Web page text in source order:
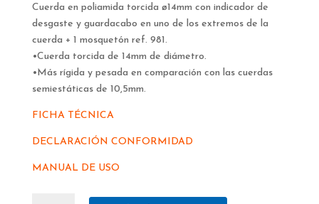
Cuerda en poliamida torcida ø14mm con indicador de
desgaste y guardacabo en uno de los extremos de la
cuerda + 1 mosquetón ref. 981.
•Cuerda torcida de 14mm de diámetro.
•Más rígida y pesada en comparación con las cuerdas
semiestáticas de 10,5mm.
FICHA TÉCNICA
DECLARACIÓN CONFORMIDAD
MANUAL DE USO